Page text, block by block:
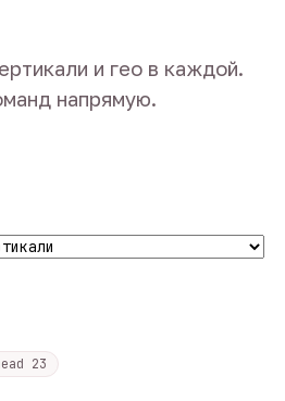
и гео в каждой.
напрямую.
23